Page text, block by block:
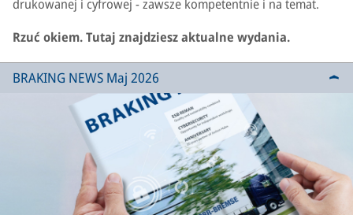
drukowanej i cyfrowej - zawsze kompetentnie i na temat.
Rzuć okiem. Tutaj znajdziesz aktualne wydania.
BRAKING NEWS Maj 2026